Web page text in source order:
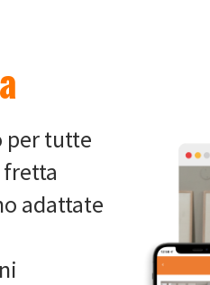
per tutte
adattate